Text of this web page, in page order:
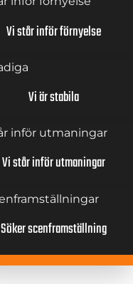
Vi står inför förnyelse
Vi är stabila
Vi står inför utmaningar
Söker scenframställning